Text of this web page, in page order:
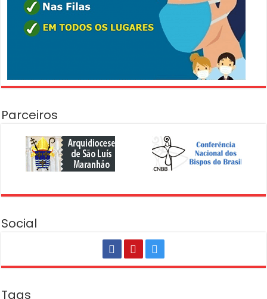
Parceiros
Social
Tags